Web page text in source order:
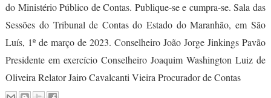
do Ministério Público de Contas. Publique-se e cumpra-se. Sala das
Sessões do Tribunal de Contas do Estado do Maranhão, em São
Luís, 1º de março de 2023. Conselheiro João Jorge Jinkings Pavão
Presidente em exercício Conselheiro Joaquim Washington Luiz de
Oliveira Relator Jairo Cavalcanti Vieira Procurador de Contas